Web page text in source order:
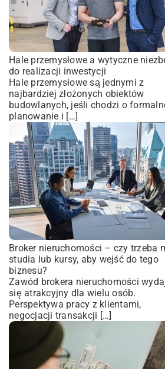
Hale przemysłowe a wytyczne
do realizacji inwestycji
Hale przemysłowe są jednymi z
najbardziej złożonych obiektów
budowlanych, jeśli chodzi o
planowanie i […]
Broker nieruchomości – czy trzeba
studia lub kursy, aby wejść do tego
biznesu?
Zawód brokera nieruchomości
się atrakcyjny dla wielu osób.
Perspektywa pracy z klientami,
negocjacji transakcji […]